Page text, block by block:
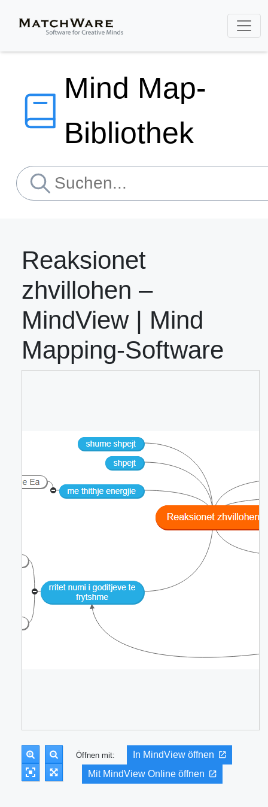
Mind Map-
Bibliothek
Reaksionet
zhvillohen –
MindView | Mind
Mapping-Software
Öffnen mit:
In MindView öffnen
Mit MindView Online öffnen